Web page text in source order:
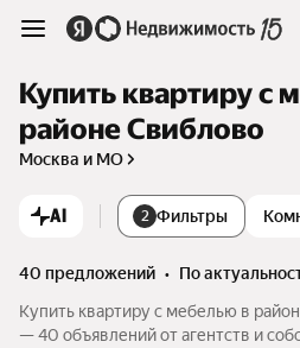
Купить квартиру с
районе Свиблово
Москва и МО
AI 2 Фильтры
40 предложений •
по
Купить квартиру с мебелью в
— 40 объявлений от агентств и